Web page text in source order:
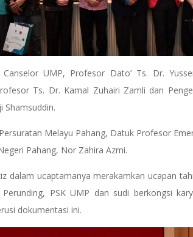
UMP, Profesor Dato’ Ts. Dr.
Ts. Dr. Kamal Zuhairi Zamli dan
Shamsuddin.
Melayu Pahang, Datuk Profesor
Pahang, Nor Zahira Azmi.
dalam ucaptamanya merakamkan ucapan
PSK UMP dan sudi berkongsi
dokumentasi ini.